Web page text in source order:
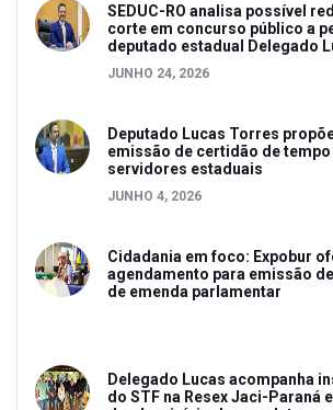
SEDUC-RO analisa possível
corte em concurso público a
deputado estadual Delegado
JUNHO 24, 2026
Deputado Lucas Torres
emissão de certidão de
servidores estaduais
JUNHO 4, 2026
Cidadania em foco: Expobur
agendamento para emissão
de emenda parlamentar
Delegado Lucas acompanha
do STF na Resex Jaci-Paraná